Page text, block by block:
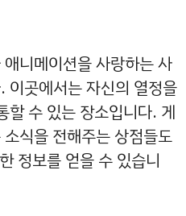
니메이션을 사랑하는 사
이곳에서는 자신의 열정을
할 수 있는 장소입니다. 게
식을 전해주는 상점들도
정보를 얻을 수 있습니